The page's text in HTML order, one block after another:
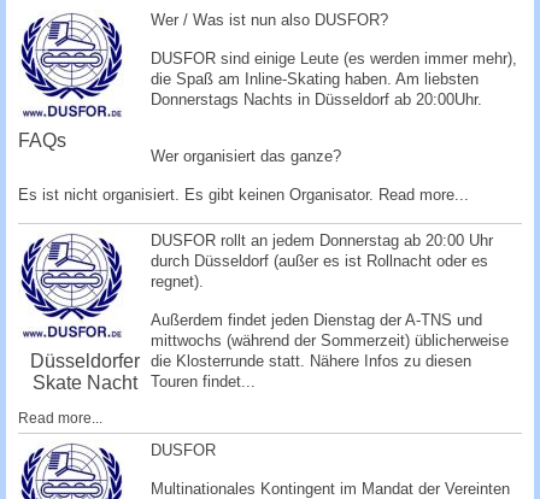
FAQs
Wer / Was ist nun also DUSFOR?
DUSFOR sind einige Leute (es werden immer mehr),
die Spaß am Inline-Skating haben. Am liebsten
Donnerstags Nachts in Düsseldorf ab 20:00Uhr.
Wer organisiert das ganze?
Es ist nicht organisiert. Es gibt keinen Organisator. Read more...
Düsseldorfer
Skate Nacht
DUSFOR rollt an jedem Donnerstag ab 20:00 Uhr
durch Düsseldorf (außer es ist Rollnacht oder es
regnet).
Außerdem findet jeden Dienstag der A-TNS und
mittwochs (während der Sommerzeit) üblicherweise
die Klosterrunde statt. Nähere Infos zu diesen
Touren findet...
Read more...
DUSFOR
Multinationales Kontingent im Mandat der Vereinten